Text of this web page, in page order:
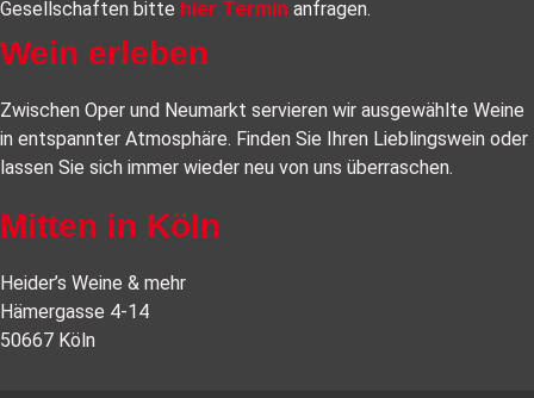
Gesellschaften bitte hier Termin anfragen.
Wein erleben
Zwischen Oper und Neumarkt servieren wir ausgewählte Weine
in entspannter Atmosphäre. Finden Sie Ihren Lieblingswein oder
lassen Sie sich immer wieder neu von uns überraschen.
Mitten in Köln
Heider’s Weine & mehr
Hämergasse 4-14
50667 Köln